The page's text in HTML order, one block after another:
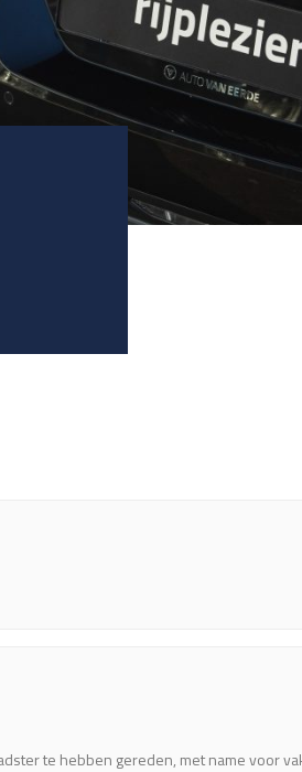
te hebben gereden, met name voor